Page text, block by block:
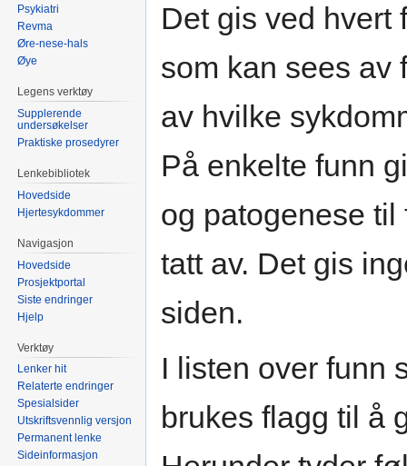
Det gis ved hvert
som kan sees av
av hvilke
På enkelte funn
og patogenese
tatt av. Det gis
siden.
I listen over funn
brukes flagg til å
Psykiatri
Revma
Øre-nese-hals
Øye
Legens verktøy
Supplerende
undersøkelser
Praktiske prosedyrer
Lenkebibliotek
Hovedside
Hjertesykdommer
Navigasjon
Hovedside
Prosjektportal
Siste endringer
Hjelp
Verktøy
Lenker hit
Relaterte endringer
Spesialsider
Utskriftsvennlig versjon
Permanent lenke
Sideinformasjon